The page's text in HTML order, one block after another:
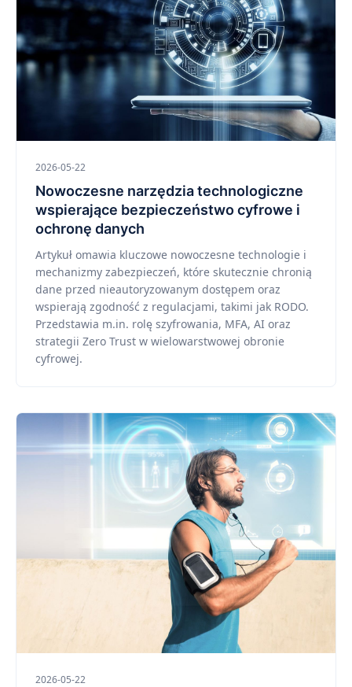
2026-05-22
Nowoczesne narzędzia technologiczne
wspierające bezpieczeństwo cyfrowe i
ochronę danych
Artykuł omawia kluczowe nowoczesne technologie i
mechanizmy zabezpieczeń, które skutecznie chronią
dane przed nieautoryzowanym dostępem oraz
wspierają zgodność z regulacjami, takimi jak RODO.
Przedstawia m.in. rolę szyfrowania, MFA, AI oraz
strategii Zero Trust w wielowarstwowej obronie
cyfrowej.
2026-05-22